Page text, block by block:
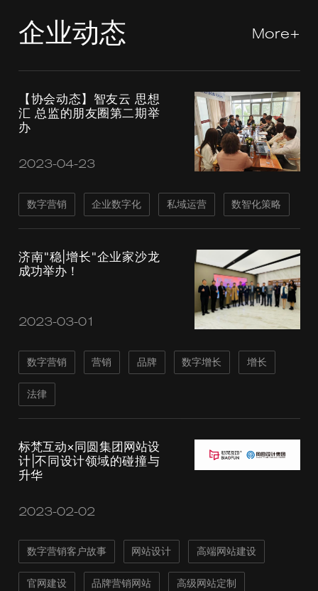
企业动态 More+
【协会动态】智友云 思想
汇 总监的朋友圈第二期举
办
2023-04-23
数字营销 企业数字化 私域运营 数智化策略
济南"稳|增长"企业家沙龙
成功举办！
2023-03-01
数字营销 营销 品牌 数字增长 增长
法律
标梵互动×同圆集团网站设
计|不同设计领域的碰撞与
升华
2023-02-02
数字营销客户故事 网站设计 高端网站建设
官网建设 品牌营销网站 高级网站定制